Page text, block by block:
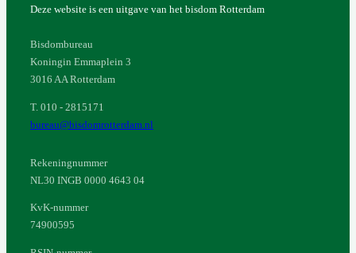
Deze website is een uitgave van het bisdom Rotterdam
Bisdombureau
Koningin Emmaplein 3
3016 AA Rotterdam
T. 010 - 2815171
bureau@bisdomrotterdam.nl
Rekeningnummer
NL30 INGB 0000 4643 04
KvK-nummer
74900595